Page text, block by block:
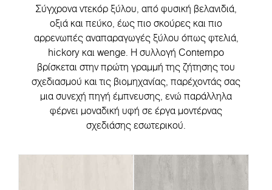
Σύγχρονα ντεκόρ ξύλου, από φυσική βελανιδιά,
οξιά και πεύκο, έως πιο σκούρες και πιο
αρρενωπές αναπαραγωγές ξύλου όπως φτελιά,
hickory και wenge. Η συλλογή Contempo
βρίσκεται στην πρώτη γραμμή της ζήτησης του
σχεδιασμού και τις βιομηχανίας, παρέχοντάς σας
μια συνεχή πηγή έμπνευσης, ενώ παράλληλα
φέρνει μοναδική υφή σε έργα μοντέρνας
σχεδιάσης εσωτερικού.